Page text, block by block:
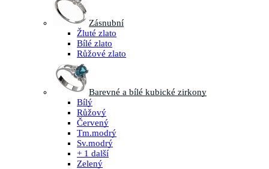
Zásnubní
Žluté zlato
Bílé zlato
Růžové zlato
Barevné a bílé kubické zirkony
Bílý
Růžový
Červený
Tm.modrý
Sv.modrý
+ 1 další
Zelený